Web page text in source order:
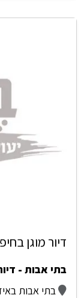
דיור מוגן
בתי אבות -
בתי אבות